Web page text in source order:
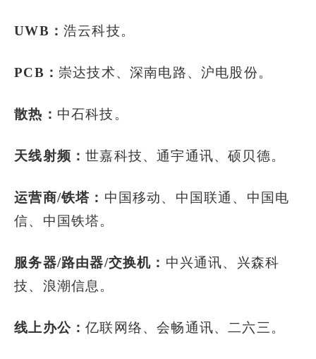
UWB：浩云科技。
PCB： 崇达技术、深南电路、沪电股份。
散热： 中石科技。
天线射频：世嘉科技、通宇通讯、硕贝德。
运营商/铁塔： 中国移动、中国联通、中国电
信、中国铁塔。
服务器/路由器/交换机： 中兴通讯、兴森科
技、浪潮信息。
线上办公：亿联网络、会畅通讯、二六三。